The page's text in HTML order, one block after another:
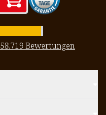
58.719 Bewertungen